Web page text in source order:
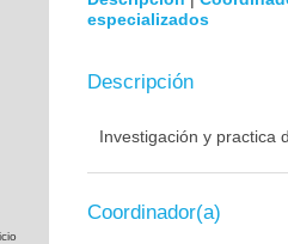
especializados
Descripción
Investigación y practica
Coordinador(a)